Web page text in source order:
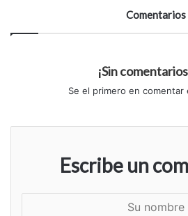
Comentarios
¡Sin
Se el primero en comentar
Escribe un